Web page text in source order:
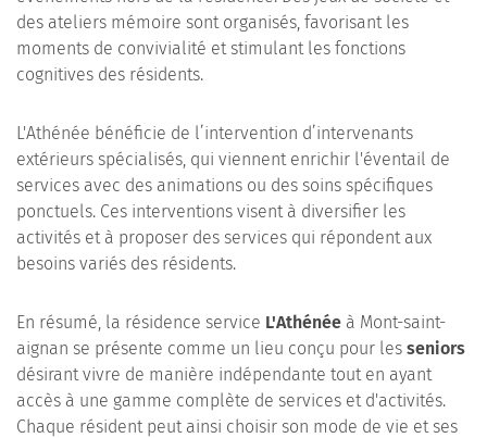
des ateliers mémoire sont organisés, favorisant les
moments de convivialité et stimulant les fonctions
cognitives des résidents.
L'Athénée bénéficie de l’intervention d’intervenants
extérieurs spécialisés, qui viennent enrichir l'éventail de
services avec des animations ou des soins spécifiques
ponctuels. Ces interventions visent à diversifier les
activités et à proposer des services qui répondent aux
besoins variés des résidents.
En résumé, la résidence service L'Athénée à Mont-saint-
aignan se présente comme un lieu conçu pour les seniors
désirant vivre de manière indépendante tout en ayant
accès à une gamme complète de services et d'activités.
Chaque résident peut ainsi choisir son mode de vie et ses